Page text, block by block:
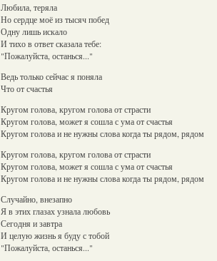
Любила, теряла
Но сердце моё из тысяч побед
Одну лишь искало
И тихо в ответ сказала тебе:
"Пожалуйста, останься..."
Ведь только сейчас я поняла
Что от счастья
Кругом голова, кругом голова от страсти
Кругом голова, может я сошла с ума от счастья
Кругом голова и не нужны слова когда ты рядом, рядом
Кругом голова, кругом голова от страсти
Кругом голова, может я сошла с ума от счастья
Кругом голова и не нужны слова когда ты рядом, рядом
Случайно, внезапно
Я в этих глазах узнала любовь
Сегодня и завтра
И целую жизнь я буду с тобой
"Пожалуйста, останься..."